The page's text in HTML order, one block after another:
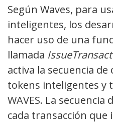
Según Waves, para
inteligentes, los
hacer uso de una
llamada
activa la secuencia
tokens inteligentes y
WAVES. La secuencia
cada transacción que